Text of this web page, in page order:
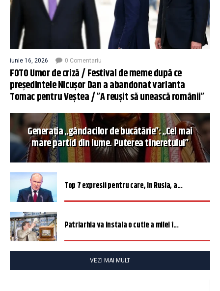
iunie 16, 2026 0 Comentariu
FOTO Umor de criză / Festival de meme după ce
președintele Nicușor Dan a abandonat varianta
Tomac pentru Veștea / ”A reușit să unească românii”
Generația „gândacilor de bucătărie”: „Cel mai
mare partid din lume. Puterea tineretului”
Top 7 expresii pentru care, în Rusia, a...
Patriarhia va instala o cutie a milei î...
VEZI MAI MULT